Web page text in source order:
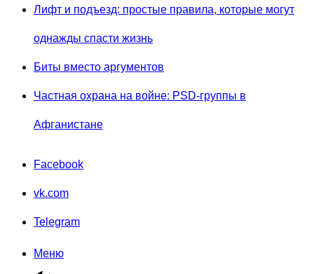
Лифт и подъезд: простые правила, которые могут
однажды спасти жизнь
Биты вместо аргументов
Частная охрана на войне: PSD-группы в
Афганистане
Facebook
vk.com
Telegram
Меню